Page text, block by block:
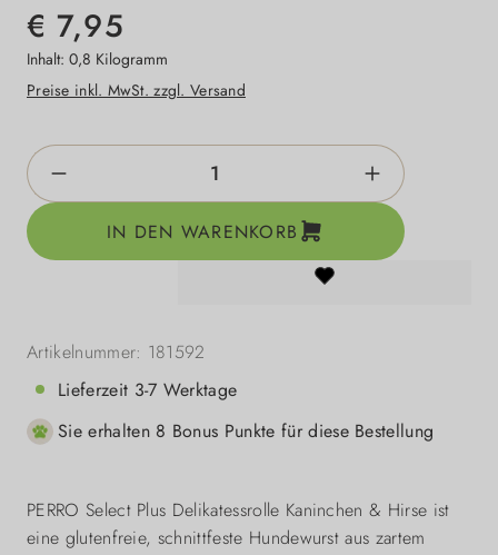
€ 7,95
Inhalt: 0,8 Kilogramm
Preise inkl. MwSt. zzgl. Versand
Produkt Anzahl: Gib den gewünschten
IN DEN WARENKORB
Artikelnummer: 181592
Lieferzeit 3-7 Werktage
Sie erhalten 8 Bonus Punkte für diese Bestellung
PERRO Select Plus Delikatessrolle Kaninchen & Hirse ist
eine glutenfreie, schnittfeste Hundewurst aus zartem